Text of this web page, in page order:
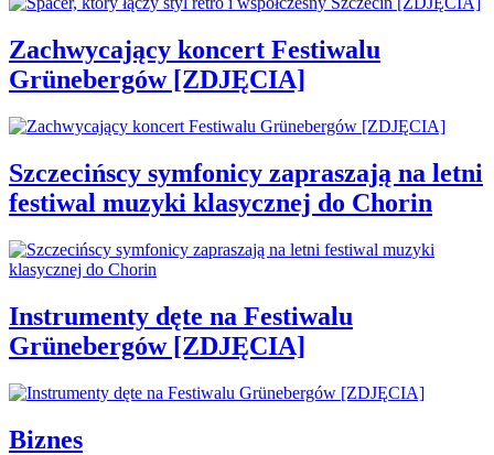
Zachwycający koncert Festiwalu
Grünebergów [ZDJĘCIA]
Szczecińscy symfonicy zapraszają na letni
festiwal muzyki klasycznej do Chorin
Instrumenty dęte na Festiwalu
Grünebergów [ZDJĘCIA]
Biznes